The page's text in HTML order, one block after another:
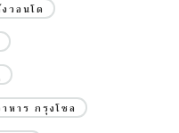
วอนโด
หาร กรุงโซล